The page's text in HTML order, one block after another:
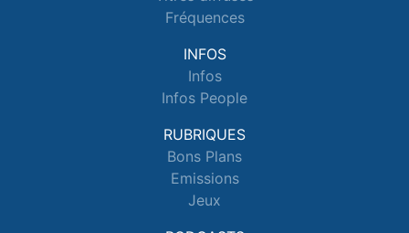
Fréquences
INFOS
Infos
Infos People
RUBRIQUES
Bons Plans
Emissions
Jeux